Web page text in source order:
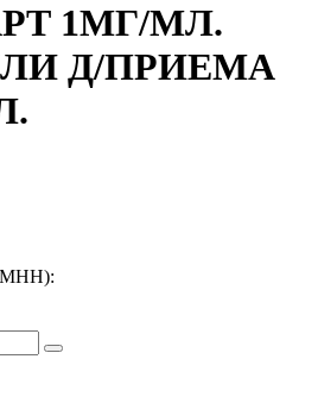
1МГ/МЛ.
Д/ПРИЕМА
(МНН):